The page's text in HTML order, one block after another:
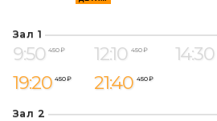
Зал 1
9:50 450 ₽ 12:10 450 ₽ 14:30
19:20 450 ₽ 21:40 450 ₽
Зал 2